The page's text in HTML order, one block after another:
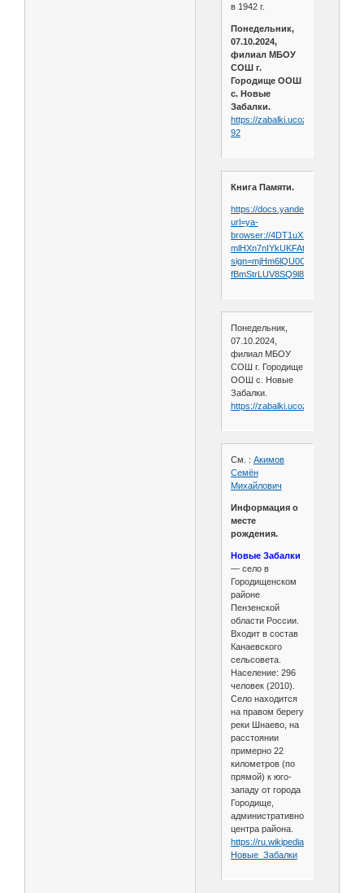
в 1942 г.
Понедельник,
07.10.2024,
филиал МБОУ
СОШ г.
Городище ООШ
с. Новые
Забалки.
https://zabalki.ucoz.ru/index/
92
Книга Памяти.
https://docs.yandex.ru/docs/
url=ya-
browser://
sign=mjHm6lQU0OvzkC71Y-
Понедельник,
07.10.2024,
филиал МБОУ
СОШ г. Городище
ООШ с. Новые
Забалки.
https://zabalki.ucoz.ru/
См. : Акимов
Семён
Михайлович
Информация о
месте
рождения.
Новые Забалки
— село в
Городищенском
районе
Пензенской
области России.
Входит в состав
Канаевского
сельсовета.
Население: 296
человек (2010).
Село находится
на правом берегу
реки Шнаево, на
расстоянии
примерно 22
километров (по
прямой) к юго-
западу от города
Городище,
административного
центра района.
https://ru.wikipedia.org/wiki/
Новые_Забалки